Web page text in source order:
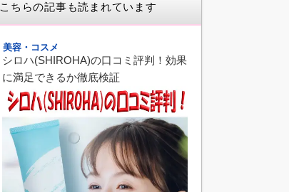
こちらの記事も読まれています
美容・コスメ
シロハ(SHIROHA)の口コミ評判！効果
に満足できるか徹底検証